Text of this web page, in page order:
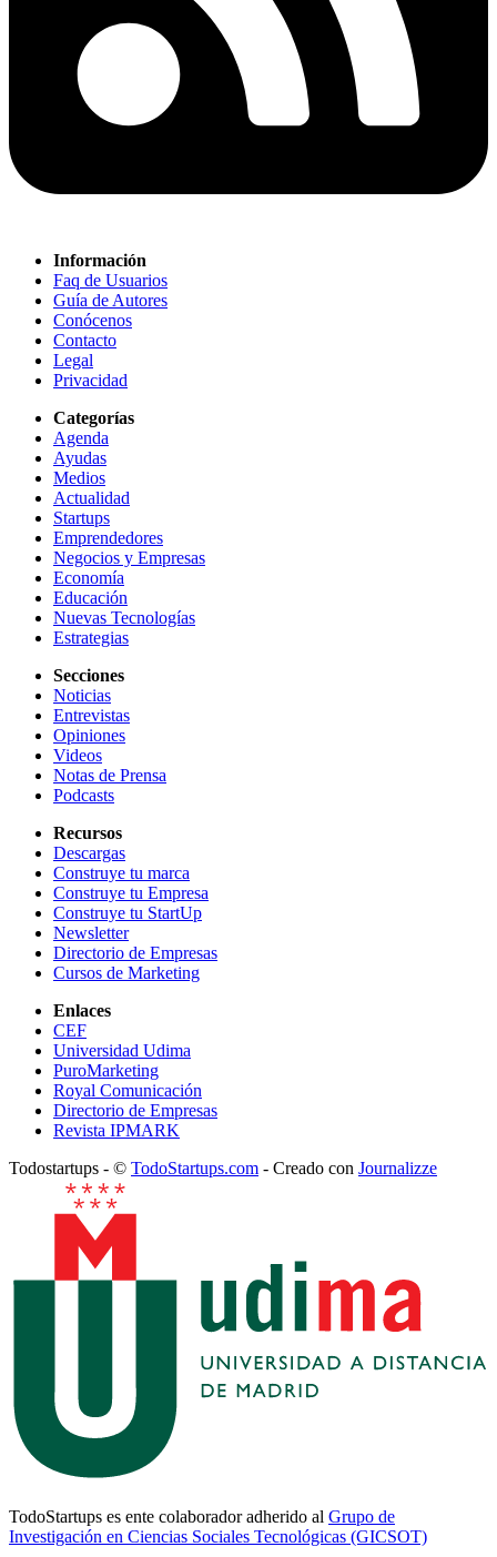
Información
Faq de Usuarios
Guía de Autores
Conócenos
Contacto
Legal
Privacidad
Categorías
Agenda
Ayudas
Medios
Actualidad
Startups
Emprendedores
Negocios y Empresas
Economía
Educación
Nuevas Tecnologías
Estrategias
Secciones
Noticias
Entrevistas
Opiniones
Videos
Notas de Prensa
Podcasts
Recursos
Descargas
Construye tu marca
Construye tu Empresa
Construye tu StartUp
Newsletter
Directorio de Empresas
Cursos de Marketing
Enlaces
CEF
Universidad Udima
PuroMarketing
Royal Comunicación
Directorio de Empresas
Revista IPMARK
Todostartups - © TodoStartups.com - Creado con Journalizze
TodoStartups es ente colaborador adherido al Grupo de
Investigación en Ciencias Sociales Tecnológicas (GICSOT)